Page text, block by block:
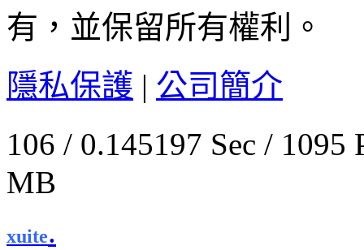
有，並保留所有權利。
隱私保護 | 公司簡介
106 / 0.145197 Sec /
MB
xuite.